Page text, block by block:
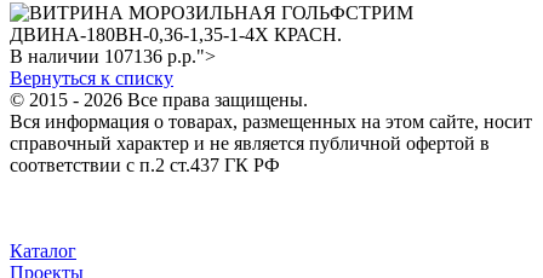
В наличии 107136 р.р.">
Вернуться к списку
© 2015 - 2026 Все права защищены.
Вся информация о товарах, размещенных на этом сайте, носит
справочный характер и не является публичной офертой в
соответствии с п.2 ст.437 ГК РФ
Каталог
Проекты